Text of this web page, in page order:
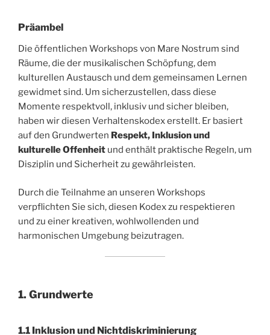
Präambel
Die öffentlichen Workshops von Mare Nostrum sind
Räume, die der musikalischen Schöpfung, dem
kulturellen Austausch und dem gemeinsamen Lernen
gewidmet sind. Um sicherzustellen, dass diese
Momente respektvoll, inklusiv und sicher bleiben,
haben wir diesen Verhaltenskodex erstellt. Er basiert
auf den Grundwerten Respekt, Inklusion und
kulturelle Offenheit und enthält praktische Regeln, um
Disziplin und Sicherheit zu gewährleisten.
Durch die Teilnahme an unseren Workshops
verpflichten Sie sich, diesen Kodex zu respektieren
und zu einer kreativen, wohlwollenden und
harmonischen Umgebung beizutragen.
1. Grundwerte
1.1 Inklusion und Nichtdiskriminierung